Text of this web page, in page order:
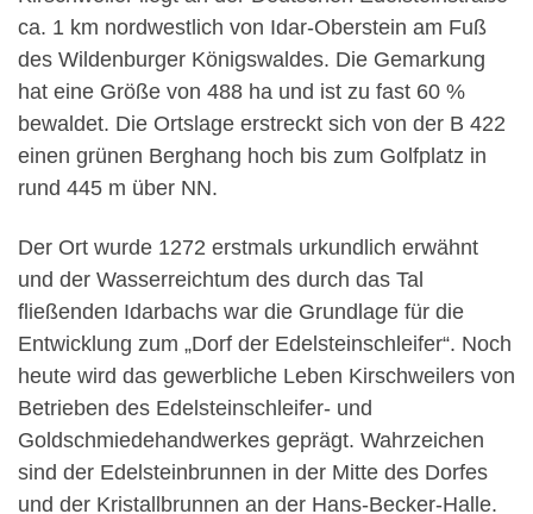
ca. 1 km nordwestlich von Idar-Oberstein am Fuß
des Wildenburger Königswaldes. Die Gemarkung
hat eine Größe von 488 ha und ist zu fast 60 %
bewaldet. Die Ortslage erstreckt sich von der B 422
einen grünen Berghang hoch bis zum Golfplatz in
rund 445 m über NN.
Der Ort wurde 1272 erstmals urkundlich erwähnt
und der Wasserreichtum des durch das Tal
fließenden Idarbachs war die Grundlage für die
Entwicklung zum „Dorf der Edelsteinschleifer“. Noch
heute wird das gewerbliche Leben Kirschweilers von
Betrieben des Edelsteinschleifer- und
Goldschmiedehandwerkes geprägt. Wahrzeichen
sind der Edelsteinbrunnen in der Mitte des Dorfes
und der Kristallbrunnen an der Hans-Becker-Halle.